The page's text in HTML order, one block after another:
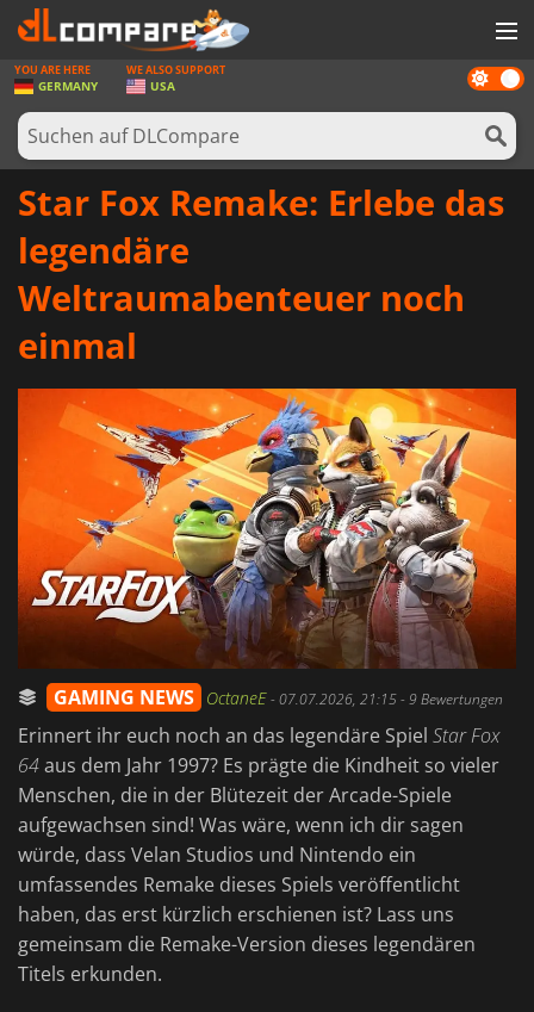
SPIELE
SPIEL KARTEN
SOFTWARE
HARDWARE
Dark
mode
YOU ARE HERE
GERMANY
WE ALSO SUPPORT
USA
Star Fox Remake: Erlebe das
legendäre
Weltraumabenteuer noch
einmal
GAMING NEWS OctaneE-07.07.2026, 21:15- 9 Bewertungen
Erinnert ihr euch noch an das legendäre Spiel Star Fox
64aus dem Jahr 1997? Es prägte die Kindheit so vieler
Menschen, die in der Blütezeit der Arcade-Spiele
aufgewachsen sind! Was wäre, wenn ich dir sagen
würde, dass Velan Studios und Nintendo ein
umfassendes Remake dieses Spiels veröffentlicht
haben, das erst kürzlich erschienen ist? Lass uns
gemeinsam die Remake-Version dieses legendären
Titels erkunden.